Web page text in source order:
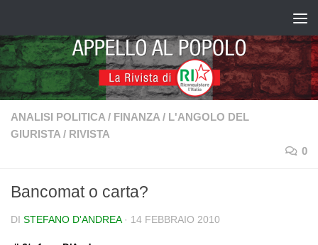
ANALISI POLITICA / FINANZA / L'ANGOLO DEL
GIURISTA / RIVISTA
0
Bancomat o carta?
DI STEFANO D'ANDREA · 14 FEBBRAIO 2010